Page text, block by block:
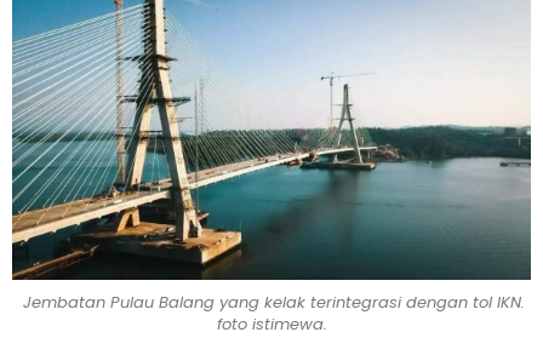
Jembatan Pulau Balang yang kelak terintegrasi dengan tol IKN.
foto istimewa.